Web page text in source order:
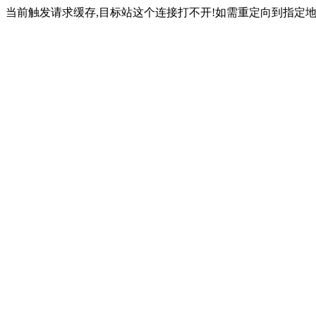
当前触发请求缓存,目标站这个连接打不开!如需重定向到指定